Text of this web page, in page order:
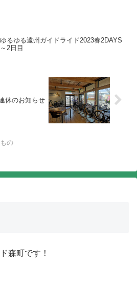
ゆるゆる遠州ガイドライド2023春2DAYS
～2日目
休のお知らせ
の
森町です！